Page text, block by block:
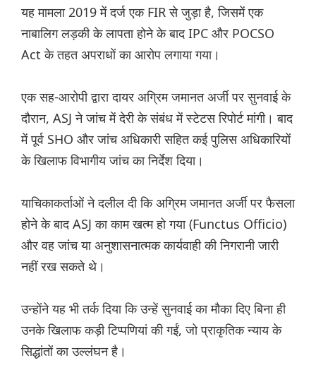
यह मामला 2019 में दर्ज एक FIR से जुड़ा है, जिसमें एक
नाबालिग लड़की के लापता होने के बाद IPC और POCSO
Act के तहत अपराधों का आरोप लगाया गया।
एक सह-आरोपी द्वारा दायर अग्रिम जमानत अर्जी पर सुनवाई के
दौरान, ASJ ने जांच में देरी के संबंध में स्टेटस रिपोर्ट मांगी। बाद
में पूर्व SHO और जांच अधिकारी सहित कई पुलिस अधिकारियों
के खिलाफ विभागीय जांच का निर्देश दिया।
याचिकाकर्ताओं ने दलील दी कि अग्रिम जमानत अर्जी पर फैसला
होने के बाद ASJ का काम खत्म हो गया (Functus Officio)
और वह जांच या अनुशासनात्मक कार्यवाही की निगरानी जारी
नहीं रख सकते थे।
उन्होंने यह भी तर्क दिया कि उन्हें सुनवाई का मौका दिए बिना ही
उनके खिलाफ कड़ी टिप्पणियां की गईं, जो प्राकृतिक न्याय के
सिद्धांतों का उल्लंघन है।